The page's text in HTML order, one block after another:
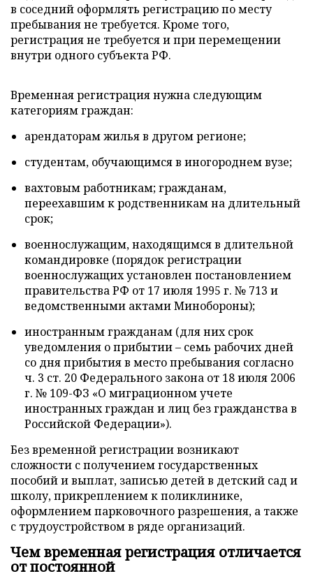
в соседний оформлять регистрацию по месту
пребывания не требуется. Кроме того,
регистрация не требуется и при перемещении
внутри одного субъекта РФ.
Временная регистрация нужна следующим
категориям граждан:
арендаторам жилья в другом регионе;
студентам, обучающимся в иногороднем вузе;
вахтовым работникам; гражданам,
переехавшим к родственникам на длительный
срок;
военнослужащим, находящимся в длительной
командировке (порядок регистрации
военнослужащих установлен постановлением
правительства РФ от 17 июля 1995 г. № 713 и
ведомственными актами Минобороны);
иностранным гражданам (для них срок
уведомления о прибытии – семь рабочих дней
со дня прибытия в место пребывания согласно
ч. 3 ст. 20 Федерального закона от 18 июля 2006
г. № 109-ФЗ «О миграционном учете
иностранных граждан и лиц без гражданства в
Российской Федерации»).
Без временной регистрации возникают
сложности с получением государственных
пособий и выплат, записью детей в детский сад и
школу, прикреплением к поликлинике,
оформлением парковочного разрешения, а также
с трудоустройством в ряде организаций.
Чем временная регистрация отличается
от постоянной